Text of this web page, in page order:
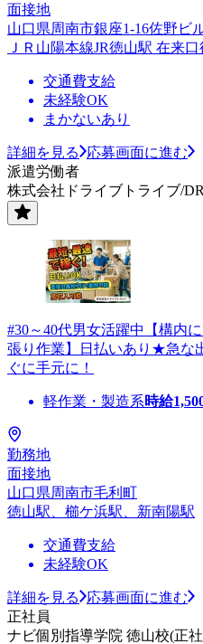
面接地
山口県周南市銀座1-16佐野ビ
ＪＲ山陽本線JR徳山駅 在来
交通費支給
未経験OK
まかないあり
詳細を見る
応募画面に進む
派遣労働者
株式会社ドライブトライブ/
#30～40代男女活躍中【構内
張り作業】日払いあり★急な
ぐに手元に！
軽作業・製造系時給
勤務地
面接地
山口県周南市毛利町
徳山駅、櫛ケ浜駅、新南陽駅
交通費支給
未経験OK
詳細を見る
応募画面に進む
正社員
ナビ個別指導学院 徳山校(正